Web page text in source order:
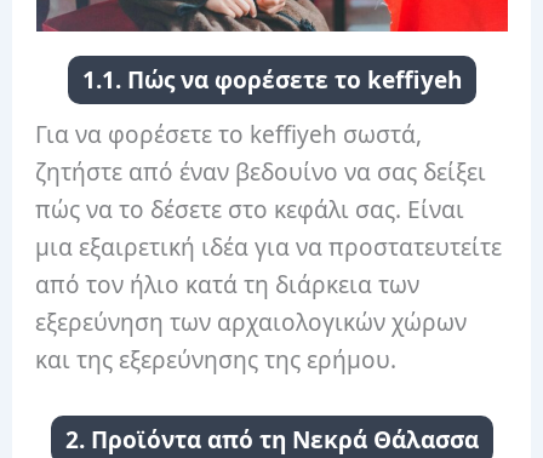
1.1. Πώς να φορέσετε το keffiyeh
Για να φορέσετε το keffiyeh σωστά,
ζητήστε από έναν βεδουίνο να σας δείξει
πώς να το δέσετε στο κεφάλι σας. Είναι
μια εξαιρετική ιδέα για να προστατευτείτε
από τον ήλιο κατά τη διάρκεια των
εξερεύνηση των αρχαιολογικών χώρων
και της εξερεύνησης της ερήμου.
2. Προϊόντα από τη Νεκρά Θάλασσα